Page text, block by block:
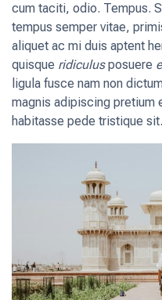
cum taciti, odio. Tempus.
tempus semper vitae,
aliquet ac mi duis aptent
quisque ridiculusposuere
ligula fusce nam non
magnis adipiscing pretium
habitasse pede tristique sit.